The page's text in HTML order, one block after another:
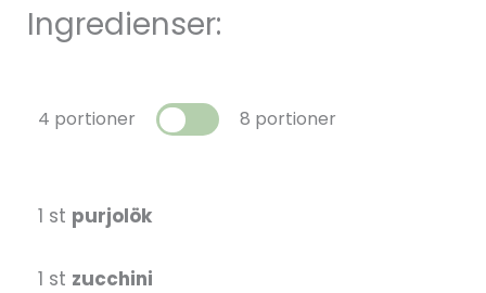
Ingredienser:
4 portioner 8 portioner
1 st purjolök
1 st zucchini